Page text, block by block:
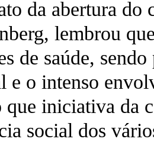
da abertura
lembrou
de saúde,
e o intenso
que iniciativa da
social dos